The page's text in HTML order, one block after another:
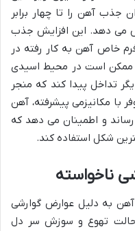
آهن را تا چهار برابر
می دهد. این افزایش جذب
خاص آهن به کار رفته در
ممکن است در محیط اسیدی
تداخل پیدا کند که منجر
مکانیزمی پیشرفته، آهن
و اطمینان می دهد که
شکل استفاده کند.
ناخواسته
به دلیل عوارض گوارشی
حالت تهوع و سوزش سر دل